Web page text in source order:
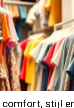
comfort, stijl